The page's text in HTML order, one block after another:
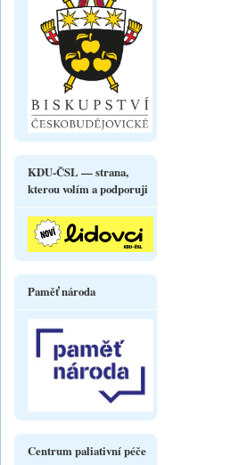
KDU-ČSL — strana,
kterou volím a podporuji
Paměť národa
Centrum paliativní péče